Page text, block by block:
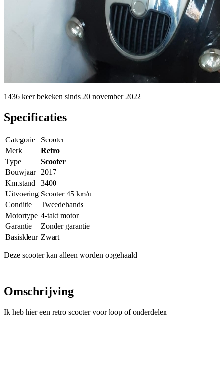
1436 keerbekeken sinds 20 november 2022
Specificaties
Categorie
Scooter
Merk
Retro
Type
Scooter
Bouwjaar
2017
Km.stand
3400
Uitvoering Scooter 45 km/u
Conditie
Tweedehands
Motortype 4-takt motor
Garantie
Zonder garantie
Basiskleur Zwart
Deze scooter kan alleen worden opgehaald.
Omschrijving
Ik heb hier een retro scooter voor loop of onderdelen